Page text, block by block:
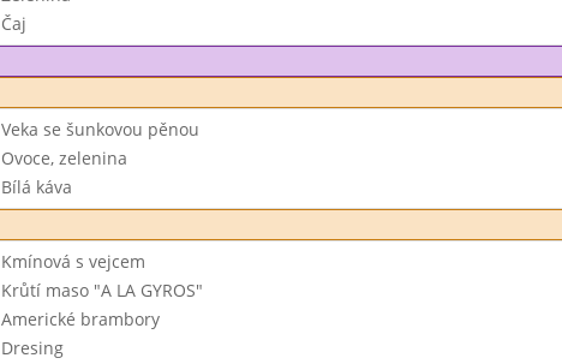
Čaj
Veka se šunkovou pěnou
Ovoce, zelenina
Bílá káva
Kmínová s vejcem
Krůtí maso "A LA GYROS"
Americké brambory
Dresing